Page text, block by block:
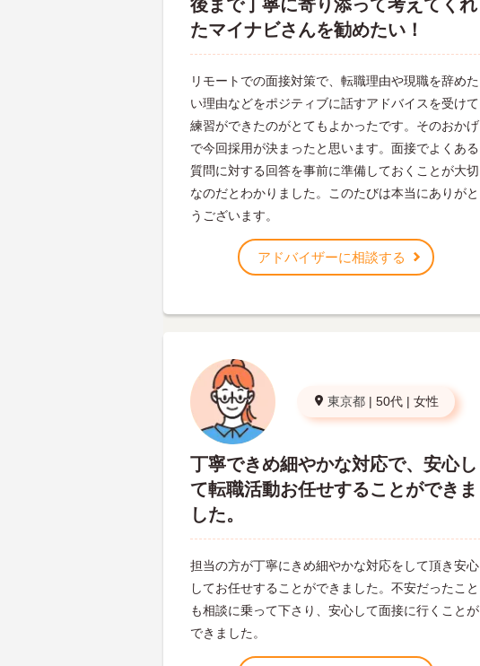
後まで丁寧に寄り添って考えてくれ
たマイナビさんを勧めたい！
リモートでの面接対策で、転職理由や現職を辞めた
い理由などをポジティブに話すアドバイスを受けて
練習ができたのがとてもよかったです。そのおかげ
で今回採用が決まったと思います。面接でよくある
質問に対する回答を事前に準備しておくことが大切
なのだとわかりました。このたびは本当にありがと
うございます。
アドバイザーに相談する
東京都 | 50代 | 女性
丁寧できめ細やかな対応で、安心し
て転職活動お任せすることができま
した。
担当の方が丁寧にきめ細やかな対応をして頂き安心
してお任せすることができました。不安だったこと
も相談に乗って下さり、安心して面接に行くことが
できました。